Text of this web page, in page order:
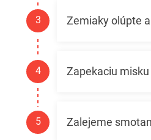
Zemiaky olúpte
Zapekaciu
Zalejeme